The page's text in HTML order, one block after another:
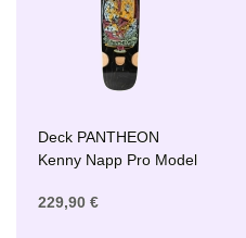
Deck PANTHEON
Kenny Napp Pro Model
229,90 €